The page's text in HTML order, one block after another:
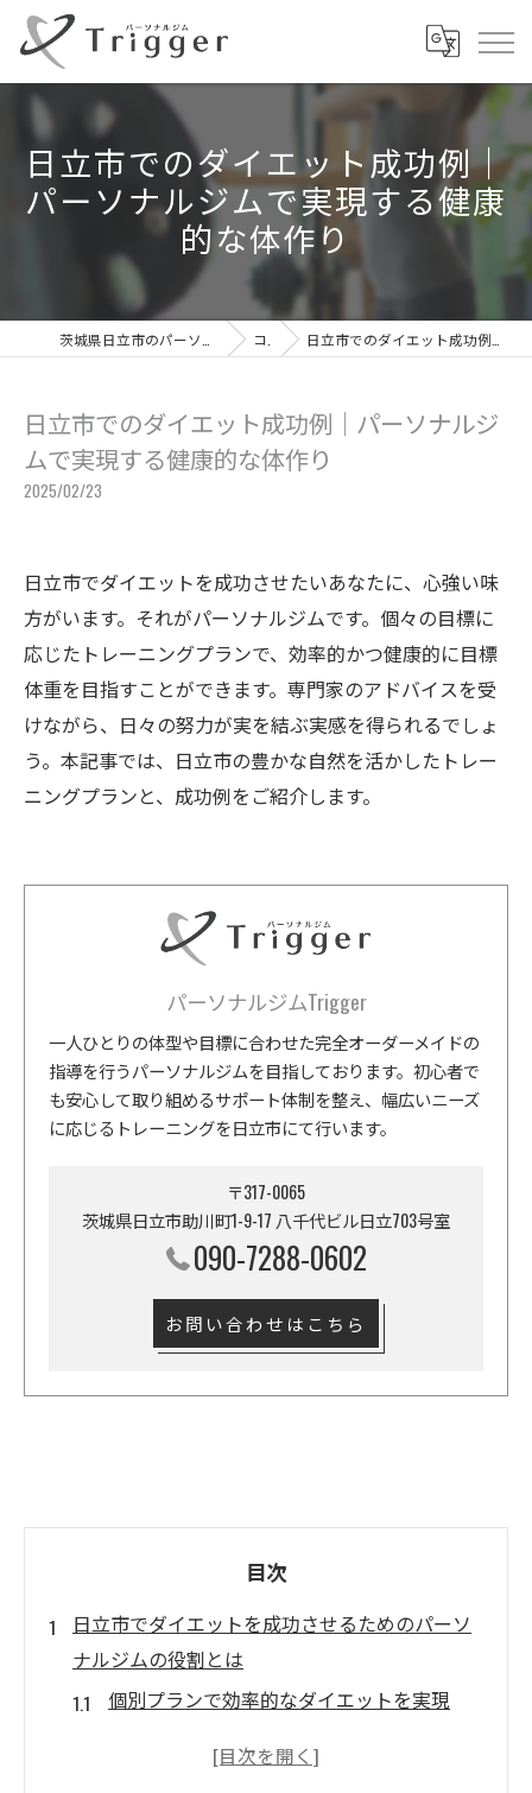
日立市でのダイエット成功例｜
パーソナルジムで実現する健康
的な体作り
コラム 日立市でのダイエット成功例｜パーソナルジムで実現する健康的な体作り
日立市でのダイエット成功例｜パーソナルジ
ムで実現する健康的な体作り
2025/02/23
日立市でダイエットを成功させたいあなたに、心強い味
方がいます。それがパーソナルジムです。個々の目標に
応じたトレーニングプランで、効率的かつ健康的に目標
体重を目指すことができます。専門家のアドバイスを受
けながら、日々の努力が実を結ぶ実感を得られるでしょ
う。本記事では、日立市の豊かな自然を活かしたトレー
ニングプランと、成功例をご紹介します。
パーソナルジムTrigger
一人ひとりの体型や目標に合わせた完全オーダーメイドの
指導を行うパーソナルジムを目指しております。初心者で
も安心して取り組めるサポート体制を整え、幅広いニーズ
に応じるトレーニングを日立市にて行います。
〒317-0065
茨城県日立市助川町1-9-17 八千代ビル日立703号室
090-7288-0602
お問い合わせはこちら
目次
日立市でダイエットを成功させるためのパーソ
ナルジムの役割とは
個別プランで効率的なダイエットを実現
専門家のアドバイスでモチベーションを維